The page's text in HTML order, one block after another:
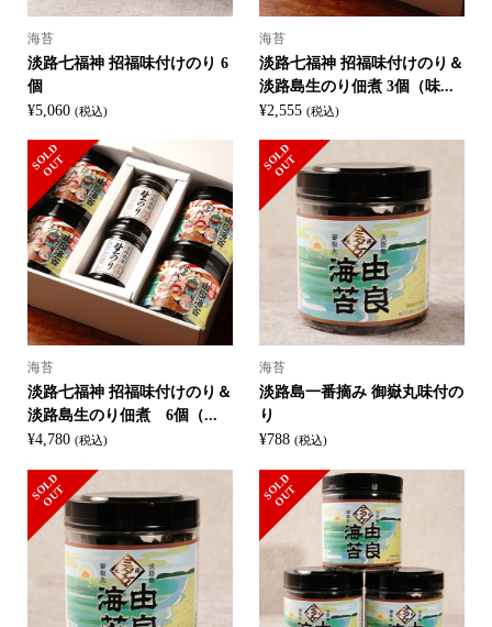
海苔
淡路七福神 招福味付けのり 6
個
¥5,060 (税込)
海苔
淡路七福神 招福味付けのり＆
淡路島生のり佃煮 3個（味...
¥2,555 (税込)
S
O
L
D
O
U
T
海苔
淡路七福神 招福味付けのり＆
淡路島生のり佃煮 6個（...
¥4,780 (税込)
S
O
L
D
O
U
T
海苔
淡路島一番摘み 御嶽丸味付の
り
¥788 (税込)
S
O
L
D
O
U
T S
O
L
D
O
U
T